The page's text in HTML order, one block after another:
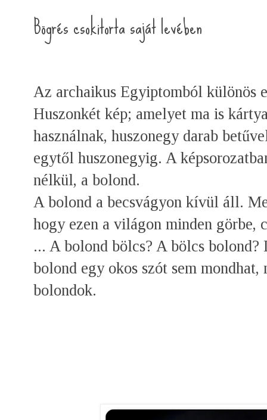
Bögrés csokitorta saját levében
Az archaikus Egyiptomból különös
Huszonkét kép; amelyet ma is
használnak, huszonegy darab
egytől huszonegyig. A
nélkül, a bolond.
A bolond a becsvágyon kívül áll.
hogy ezen a világon minden görbe,
... A bolond bölcs? A bölcs
bolond egy okos szót sem
bolondok.